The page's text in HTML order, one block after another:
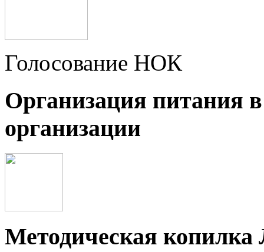
Голосование НОК
Организация питания
организации
Методическая